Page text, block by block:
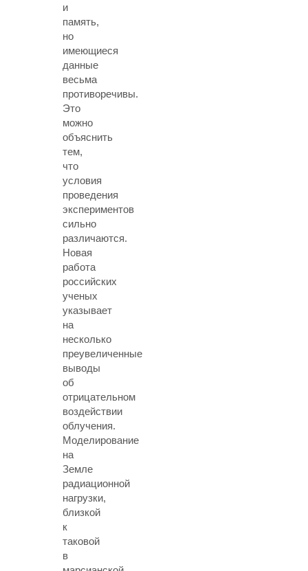
и
память,
но
имеющиеся
данные
весьма
противоречивы.
Это
можно
объяснить
тем,
что
условия
проведения
экспериментов
сильно
различаются.
Новая
работа
российских
ученых
указывает
на
несколько
преувеличенные
выводы
об
отрицательном
воздействии
облучения.
Моделирование
на
Земле
радиационной
нагрузки,
близкой
к
таковой
в